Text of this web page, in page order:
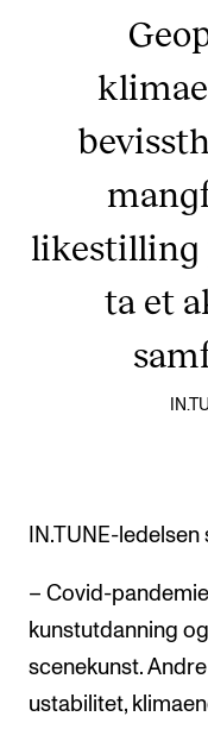
likestilling
ta et
IN.TUNE-ledelsen
– Covid-
kunstutdanning
scenekunst.
ustabilitet,